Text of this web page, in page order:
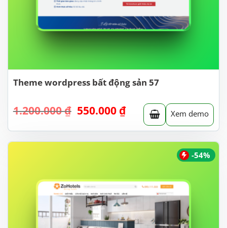
Theme wordpress bất động sản 57
1.200.000₫ Giá
là:
1.200.000 ₫.
550.000 ₫Giá
hiện
tại
là:
Xem demo
-54%